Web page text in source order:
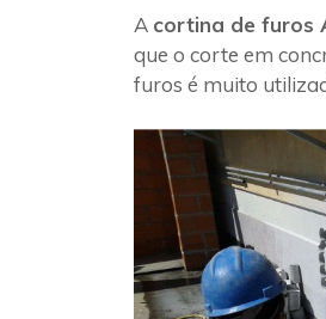
A cortina de furos
que o corte em
furos é muito